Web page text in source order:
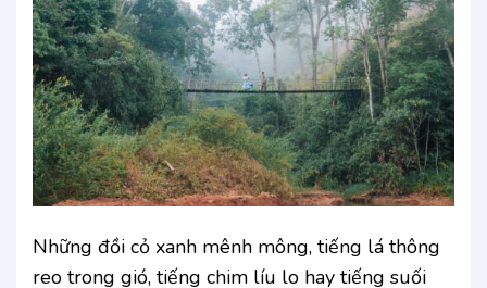
Những đồi cỏ xanh mênh mông, tiếng lá thông
reo trong gió, tiếng chim líu lo hay tiếng suối